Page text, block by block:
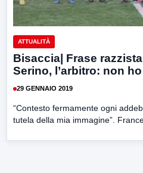
ATTUALITÀ
Bisaccia| Frase
Serino, l’arbitro: non
29 GENNAIO 2019
“Contesto fermamente ogni
tutela della mia immagine”.